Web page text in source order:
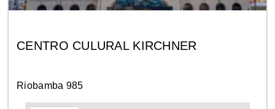
CENTRO CULURAL KIRCHNER
Riobamba 985